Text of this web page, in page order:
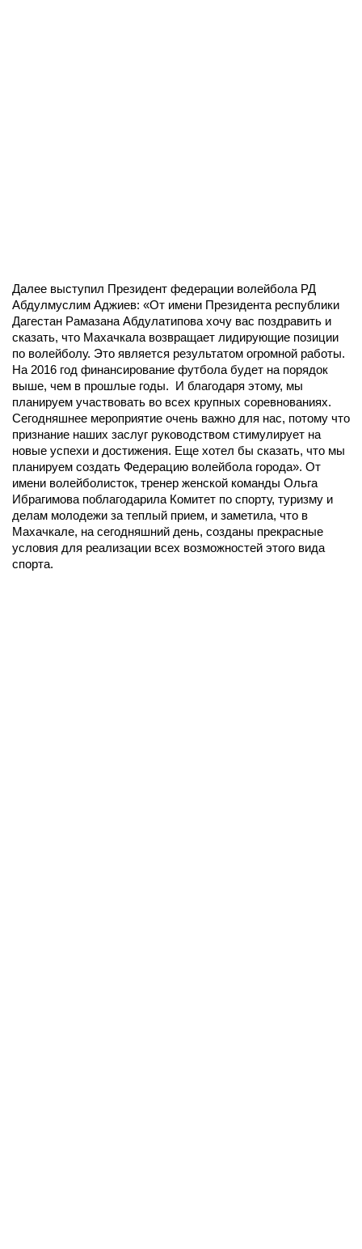
Далее выступил Президент федерации волейбола РД
Абдулмуслим Аджиев: «От имени Президента республики
Дагестан Рамазана Абдулатипова хочу вас поздравить и
сказать, что Махачкала возвращает лидирующие позиции
по волейболу. Это является результатом огромной работы.
На 2016 год финансирование футбола будет на порядок
выше, чем в прошлые годы. И благодаря этому, мы
планируем участвовать во всех крупных соревнованиях.
Сегодняшнее мероприятие очень важно для нас, потому что
признание наших заслуг руководством стимулирует на
новые успехи и достижения. Еще хотел бы сказать, что мы
планируем создать Федерацию волейбола города». От
имени волейболисток, тренер женской команды Ольга
Ибрагимова поблагодарила Комитет по спорту, туризму и
делам молодежи за теплый прием, и заметила, что в
Махачкале, на сегодняшний день, созданы прекрасные
условия для реализации всех возможностей этого вида
спорта.